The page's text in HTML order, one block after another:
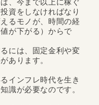
、今まで以上に稼ぐ
資をしなければなり
るモノが、時間の経
が下がる）からで
には、固定金利や変
あります。
インフレ時代を生き
識が必要なのです。